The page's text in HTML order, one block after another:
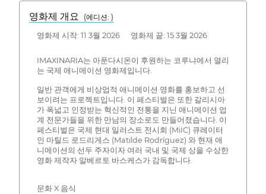
영화제 개요 (에디션: )
영화제 시작: 11 3월 2026 영화제 끝: 15 3월 2026
IMAXINARIA는 아푼다시온이 후원하는 코루냐에서 열리
는 국제 애니메이션 영화제입니다.
일반 관객에게 비상업적 애니메이션 영화를 홍보하고 선
보이려는 프로젝트입니다. 이 페스티벌은 또한 갈리시아
가 폭넓고 인정받는 혁신적인 전통을 지닌 애니메이션 업
계 전문가들을 위한 만남의 장소로도 만들어졌습니다. 이
페스티벌은 국제 현대 일러스트 전시회 (MiIC) 큐레이터
인 마틸드 로드리게스 (Matilde Rodríguez) 와 현재 애
니메이션의 선두 주자이자 여러 국내 및 국제 상을 수상한
영화 제작자 알베르토 바스케스가 감독합니다.
문화 X 음식